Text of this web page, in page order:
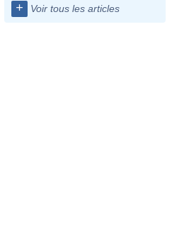
+ Voir tous les articles